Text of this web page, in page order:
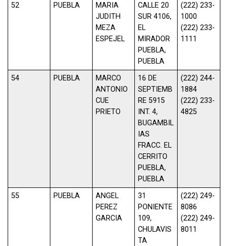
52 PUEBLA
MARIA
JUDITH
MEZA
ESPEJEL
CALLE 20
SUR 4106,
EL
MIRADOR
PUEBLA,
PUEBLA
(222) 233-
1000
(222) 233-
1111
54 PUEBLA
MARCO
ANTONIO
CUE
PRIETO
16 DE
SEPTIEMB
RE 5915
INT. 4,
BUGAMBIL
IAS
FRACC. EL
CERRITO
PUEBLA,
PUEBLA
(222) 244-
1884
(222) 233-
4825
55 PUEBLA
ANGEL
PEREZ
GARCIA
31
PONIENTE
109,
CHULAVIS
TA
(222) 249-
8086
(222) 249-
8011